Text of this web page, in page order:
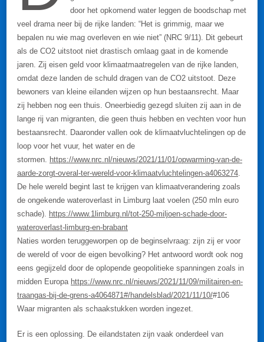
door het opkomend water leggen de boodschap met
veel drama neer bij de rijke landen: “Het is grimmig, maar we
bepalen nu wie mag overleven en wie niet” (NRC 9/11). Dit gebeurt
als de CO2 uitstoot niet drastisch omlaag gaat in de komende
jaren. Zij eisen geld voor klimaatmaatregelen van de rijke landen,
omdat deze landen de schuld dragen van de CO2 uitstoot. Deze
bewoners van kleine eilanden wijzen op hun bestaansrecht. Maar
zij hebben nog een thuis. Oneerbiedig gezegd sluiten zij aan in de
lange rij van migranten, die geen thuis hebben en vechten voor hun
bestaansrecht. Daaronder vallen ook de klimaatvluchtelingen op de
loop voor het vuur, het water en de
stormen. https://www.nrc.nl/nieuws/2021/11/01/opwarming-van-de-
aarde-zorgt-overal-ter-wereld-voor-klimaatvluchtelingen-a4063274.
De hele wereld begint last te krijgen van klimaatverandering zoals
de ongekende wateroverlast in Limburg laat voelen (250 mln euro
schade). https://www.1limburg.nl/tot-250-miljoen-schade-door-
wateroverlast-limburg-en-brabant
Naties worden teruggeworpen op de beginselvraag: zijn zij er voor
de wereld of voor de eigen bevolking? Het antwoord wordt ook nog
eens gegijzeld door de oplopende geopolitieke spanningen zoals in
midden Europa https://www.nrc.nl/nieuws/2021/11/09/militairen-en-
traangas-bij-de-grens-a4064871#/handelsblad/2021/11/10/#106
Waar migranten als schaakstukken worden ingezet.
Er is een oplossing. De eilandstaten zijn vaak onderdeel van